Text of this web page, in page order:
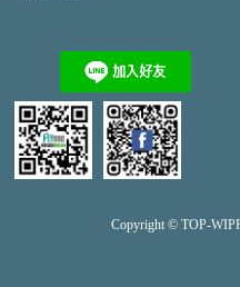
Copyright © TOP-